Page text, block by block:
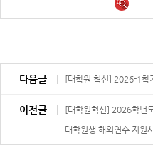
다음글
[대학원 혁신] 2026-1학
이전글
[대학원혁신] 2026학년
대학원생 해외연수 지원